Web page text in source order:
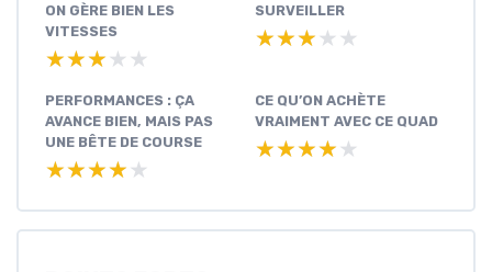
ON GÈRE BIEN LES
VITESSES
★★★★★
★★★★★
SURVEILLER
★★★★★
★★★★★
PERFORMANCES : ÇA
AVANCE BIEN, MAIS PAS
UNE BÊTE DE COURSE
★★★★★
★★★★★
CE QU’ON ACHÈTE
VRAIMENT AVEC CE QUAD
★★★★★
★★★★★